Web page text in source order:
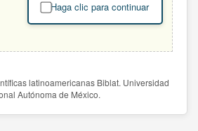
Haga clic para continuar
latinoamericanas Biblat. Universidad
Autónoma de México.